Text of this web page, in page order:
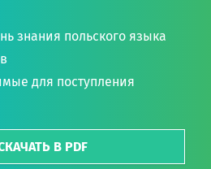
знания польского языка
для поступления
В PDF